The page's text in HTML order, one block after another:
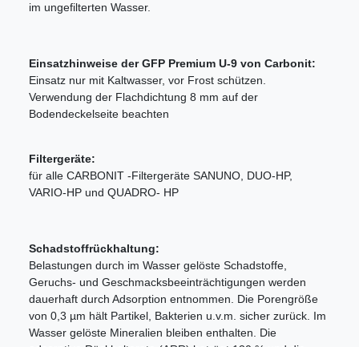
im ungefilterten Wasser.
Einsatzhinweise der GFP Premium U-9 von Carbonit:
Einsatz nur mit Kaltwasser, vor Frost schützen.
Verwendung der Flachdichtung 8 mm auf der
Bodendeckelseite beachten
Filtergeräte:
für alle CARBONIT -Filtergeräte SANUNO, DUO-HP,
VARIO-HP und QUADRO- HP
Schadstoffrückhaltung:
Belastungen durch im Wasser gelöste Schadstoffe,
Geruchs- und Geschmacksbeeinträchtigungen werden
dauerhaft durch Adsorption entnommen. Die Porengröße
von 0,3 µm hält Partikel, Bakterien u.v.m. sicher zurück. Im
Wasser gelöste Mineralien bleiben enthalten. Die